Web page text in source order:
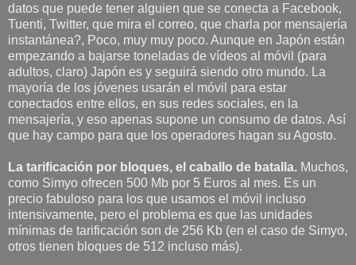
datos que puede tener alguien que se conecta a Facebook,
Tuenti, Twitter, que mira el correo, que charla por mensajería
instantánea?, Poco, muy muy poco. Aunque en Japón están
empezando a bajarse toneladas de vídeos al móvil (para
adultos, claro) Japón es y seguirá siendo otro mundo. La
mayoría de los jóvenes usarán el móvil para estar
conectados entre ellos, en sus redes sociales, en la
mensajería, y eso apenas supone un consumo de datos. Así
que hay campo para que los operadores hagan su Agosto.
La tarificación por bloques, el caballo de batalla. Muchos,
como Simyo ofrecen 500 Mb por 5 Euros al mes. Es un
precio fabuloso para los que usamos el móvil incluso
intensivamente, pero el problema es que las unidades
mínimas de tarificación son de 256 Kb (en el caso de Simyo,
otros tienen bloques de 512 incluso más).